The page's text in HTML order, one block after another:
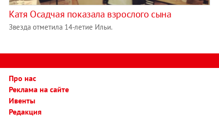
Катя Осадчая показала взрослого сына
Звезда отметила 14-летие Ильи.
Про нас
Реклама на сайте
Ивенты
Редакция